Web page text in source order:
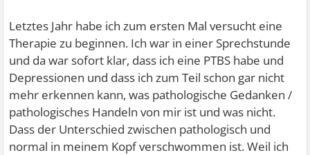
Letztes Jahr habe ich zum ersten Mal versucht eine
Therapie zu beginnen. Ich war in einer Sprechstunde
und da war sofort klar, dass ich eine PTBS habe und
Depressionen und dass ich zum Teil schon gar nicht
mehr erkennen kann, was pathologische Gedanken /
pathologisches Handeln von mir ist und was nicht.
Dass der Unterschied zwischen pathologisch und
normal in meinem Kopf verschwommen ist. Weil ich